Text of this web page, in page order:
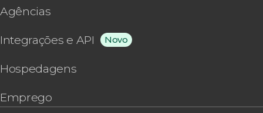
Agências
Integrações e API Novo
Hospedagens
Emprego